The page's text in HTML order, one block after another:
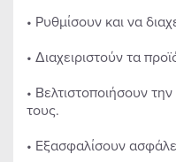
• Ρυθμίσουν και να
• Διαχειριστούν τα
• Βελτιστοποιήσουν
τους.
• Εξασφαλίσουν